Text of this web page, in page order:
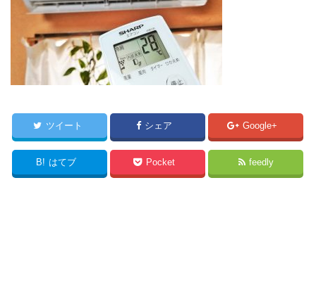
ツイート シェア Google+
B! はてブ Pocket feedly